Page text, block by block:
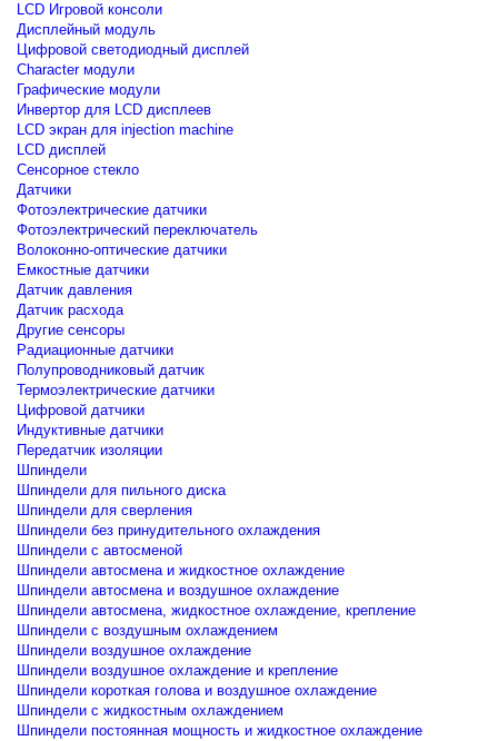
LCD Игровой консоли
Дисплейный модуль
Цифровой светодиодный дисплей
Сharacter модули
Графические модули
Инвертор для LCD дисплеев
LCD экран для injection machine
LCD дисплей
Сенсорное стекло
Датчики
Фотоэлектрические датчики
Фотоэлектрический переключатель
Волоконно-оптические датчики
Емкостные датчики
Датчик давления
Датчик расхода
Другие сенсоры
Радиационные датчики
Полупроводниковый датчик
Термоэлектрические датчики
Цифровой датчики
Индуктивные датчики
Передатчик изоляции
Шпиндели
Шпиндели для пильного диска
Шпиндели для сверления
Шпиндели без принудительного охлаждения
Шпиндели с автосменой
Шпиндели автосмена и жидкостное охлаждение
Шпиндели автосмена и воздушное охлаждение
Шпиндели автосмена, жидкостное охлаждение, крепление
Шпиндели с воздушным охлаждением
Шпиндели воздушное охлаждение
Шпиндели воздушное охлаждение и крепление
Шпиндели короткая голова и воздушное охлаждение
Шпиндели с жидкостным охлаждением
Шпиндели постоянная мощность и жидкостное охлаждение